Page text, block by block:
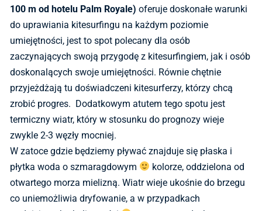
100 m od hotelu Palm Royale) oferuje doskonałe warunki
do uprawiania kitesurfingu na każdym poziomie
umiejętności, jest to spot polecany dla osób
zaczynających swoją przygodę z kitesurfingiem, jak i osób
doskonalących swoje umiejętności. Równie chętnie
przyjeżdżają tu doświadczeni kitesurferzy, którzy chcą
zrobić progres. Dodatkowym atutem tego spotu jest
termiczny wiatr, który w stosunku do prognozy wieje
zwykle 2-3 węzły mocniej.
W zatoce gdzie będziemy pływać znajduje się płaska i
płytka woda o szmaragdowym
kolorze, oddzielona od
otwartego morza mielizną. Wiatr wieje ukośnie do brzegu
co uniemożliwia dryfowanie, a w przypadkach